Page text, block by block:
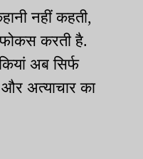
नहीं कहती,
करती है.
अब सिर्फ
अत्याचार का